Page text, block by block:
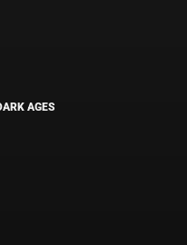
AGES